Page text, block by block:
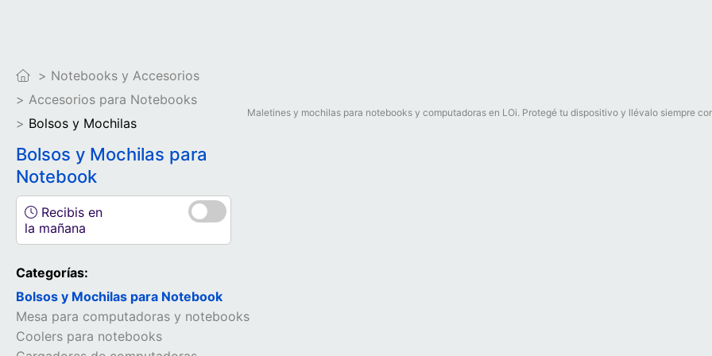
Notebooks y Accesorios
Accesorios para Notebooks
Bolsos y Mochilas
Bolsos y Mochilas para
Notebook
Recibis en
la mañana
Categorías:
Bolsos y Mochilas para Notebook
Mesa para computadoras y notebooks
Coolers para notebooks
Maletines y mochilas para notebooks y computadoras en LOi. Protegé tu dispositivo y llévalo siempre